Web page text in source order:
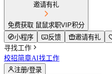
邀请有礼
免费获取 鼠鼠求职VIP积分
小程序 反馈 邀请有礼
寻找工作
校招简章AI找工作
注册/登录